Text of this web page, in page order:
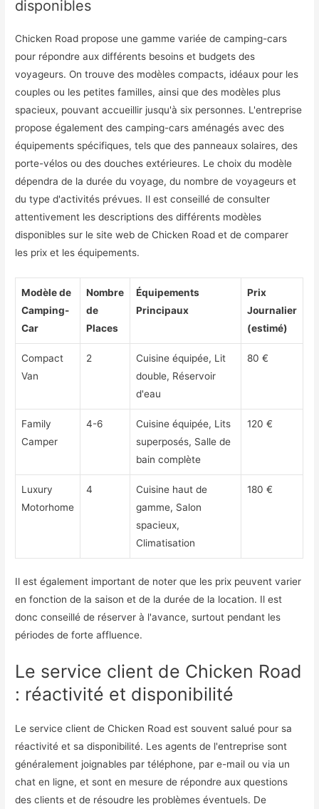
disponibles
Chicken Road propose une gamme variée de camping-cars
pour répondre aux différents besoins et budgets des
voyageurs. On trouve des modèles compacts, idéaux pour les
couples ou les petites familles, ainsi que des modèles plus
spacieux, pouvant accueillir jusqu'à six personnes. L'entreprise
propose également des camping-cars aménagés avec des
équipements spécifiques, tels que des panneaux solaires, des
porte-vélos ou des douches extérieures. Le choix du modèle
dépendra de la durée du voyage, du nombre de voyageurs et
du type d'activités prévues. Il est conseillé de consulter
attentivement les descriptions des différents modèles
disponibles sur le site web de Chicken Road et de comparer
les prix et les équipements.
Modèle de
Camping-
Car
Nombre
de
Places
Équipements
Principaux
Prix
Journalier
(estimé)
Compact
Van
2
Cuisine équipée, Lit
double, Réservoir
d'eau
80 €
Family
Camper
4-6
Cuisine équipée, Lits
superposés, Salle de
bain complète
120 €
Luxury
Motorhome
4
Cuisine haut de
gamme, Salon
spacieux,
Climatisation
180 €
Il est également important de noter que les prix peuvent varier
en fonction de la saison et de la durée de la location. Il est
donc conseillé de réserver à l'avance, surtout pendant les
périodes de forte affluence.
Le service client de Chicken Road
: réactivité et disponibilité
Le service client de Chicken Road est souvent salué pour sa
réactivité et sa disponibilité. Les agents de l'entreprise sont
généralement joignables par téléphone, par e-mail ou via un
chat en ligne, et sont en mesure de répondre aux questions
des clients et de résoudre les problèmes éventuels. De